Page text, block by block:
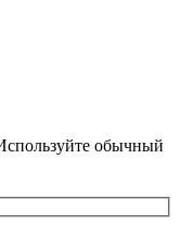
обычный